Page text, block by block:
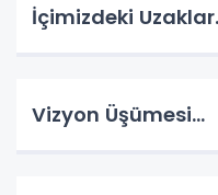
İçimizdeki
Vizyon Üşümesi…